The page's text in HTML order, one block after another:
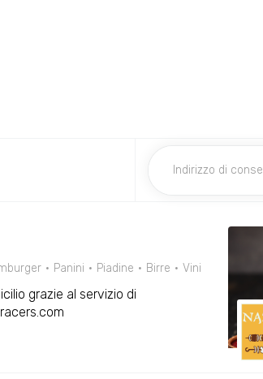
Panini Piadine Birre Vini
grazie al servizio di